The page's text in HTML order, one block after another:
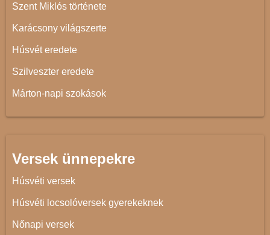
Szent Miklós története
Karácsony világszerte
Húsvét eredete
Szilveszter eredete
Márton-napi szokások
Versek ünnepekre
Húsvéti versek
Húsvéti locsolóversek gyerekeknek
Nőnapi versek